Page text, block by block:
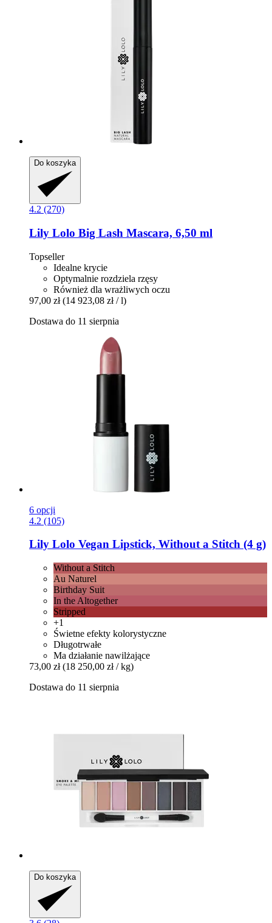
Do koszyka
4.2 (270)
Lily Lolo Big Lash Mascara, 6,50 ml
Topseller
Idealne krycie
Optymalnie rozdziela rzęsy
Również dla wrażliwych oczu
97,00 zł (14 923,08 zł / l)
Dostawa do 11 sierpnia
6 opcji
4.2 (105)
Lily Lolo Vegan Lipstick, Without a Stitch (4 g)
Without a Stitch
Au Naturel
Birthday Suit
In the Altogether
Stripped
+1
Świetne efekty kolorystyczne
Długotrwałe
Ma działanie nawilżające
73,00 zł (18 250,00 zł / kg)
Dostawa do 11 sierpnia
Do koszyka